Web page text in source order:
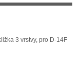
3 vrstvy, pro D-14F